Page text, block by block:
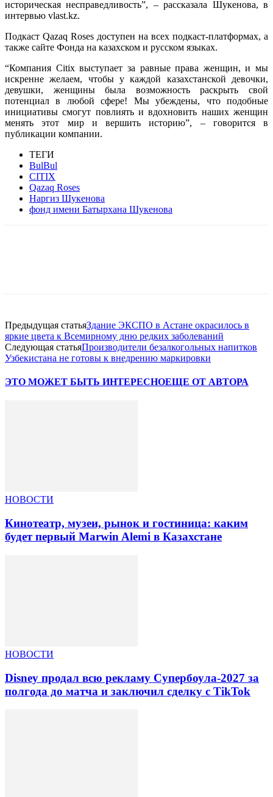
историческая несправедливость”, – рассказала Шукенова, в
интервью vlast.kz.
Подкаст Qazaq Roses доступен на всех подкаст-платформах, а
также сайте Фонда на казахском и русском языках.
“Компания Citix выступает за равные права женщин, и мы
искренне желаем, чтобы у каждой казахстанской девочки,
девушки, женщины была возможность раскрыть свой
потенциал в любой сфере! Мы убеждены, что подобные
инициативы смогут повлиять и вдохновить наших женщин
менять этот мир и вершить историю”, – говорится в
публикации компании.
ТЕГИ
BulBul
CITIX
Qazaq Roses
Наргиз Шукенова
фонд имени Батырхана Шукенова
Предыдущая статьяЗдание ЭКСПО в Астане окрасилось в
яркие цвета к Всемирному дню редких заболеваний
Следующая статьяПроизводители безалкогольных напитков
Узбекистана не готовы к внедрению маркировки
ЭТО МОЖЕТ БЫТЬ ИНТЕРЕСНОЕЩЕ ОТ АВТОРА
НОВОСТИ
Кинотеатр, музеи, рынок и гостиница: каким
будет первый Marwin Alemi в Казахстане
НОВОСТИ
Disney продал всю рекламу Супербоула-2027 за
полгода до матча и заключил сделку с TikTok